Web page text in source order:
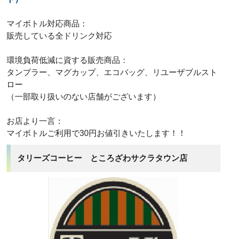
マイボトル対応商品：
販売している全ドリンク対応
環境負荷低減に資する販売商品：
タンブラー、マグカップ、エコバッグ、リユーザブルスト
ロー
（一部取り扱いのない店舗がございます）
お店より一言：
マイボトルご利用で30円お値引きいたします！！
タリーズコーヒー ところざわサクラタウン店